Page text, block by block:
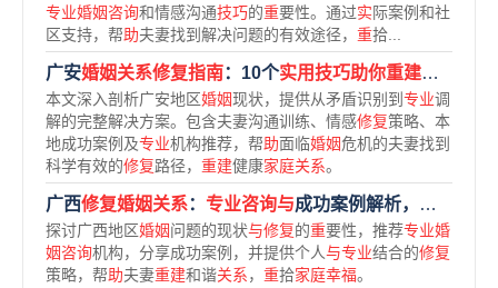
专业婚姻咨询和情感沟通技巧的重要性。通过实际案例和社
区支持，帮助夫妻找到解决问题的有效途径， 重拾...
广安婚姻关系修复指南：10个实用技巧助你重建幸福家庭
本文深入剖析广安地区婚姻现状，提供从矛盾识别到专业调
解的完整解决方案。包含夫妻沟通训练、情感修复策略、本
地成功案例及专业机构推荐，帮助面临婚姻危机的夫妻找到
科学有效的修复路径， 重建健康家庭关系。
广西修复婚姻关系： 专业咨询与成功案例解析， 重
探讨广西地区婚姻问题的现状与修复的重要性，推荐专业婚
姻咨询机构，分享成功案例，并提供个人与专业结合的修复
策略，帮助夫妻重建和谐关系， 重拾家庭幸福。